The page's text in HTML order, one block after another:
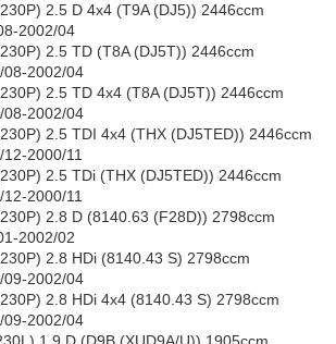
2.5 D 4x4 (T9A (DJ5)) 2446ccm
2002/04
2.5 TD (T8A (DJ5T)) 2446ccm
08-2002/04
2.5 TD 4x4 (T8A (DJ5T)) 2446ccm
08-2002/04
2.5 TDI 4x4 (THX (DJ5TED)) 2446ccm
2000/11
2.5 TDi (THX (DJ5TED)) 2446ccm
2000/11
2.8 D (8140.63 (F28D)) 2798ccm
2002/02
2.8 HDi (8140.43 S) 2798ccm
09-2002/04
2.8 HDi 4x4 (8140.43 S) 2798ccm
09-2002/04